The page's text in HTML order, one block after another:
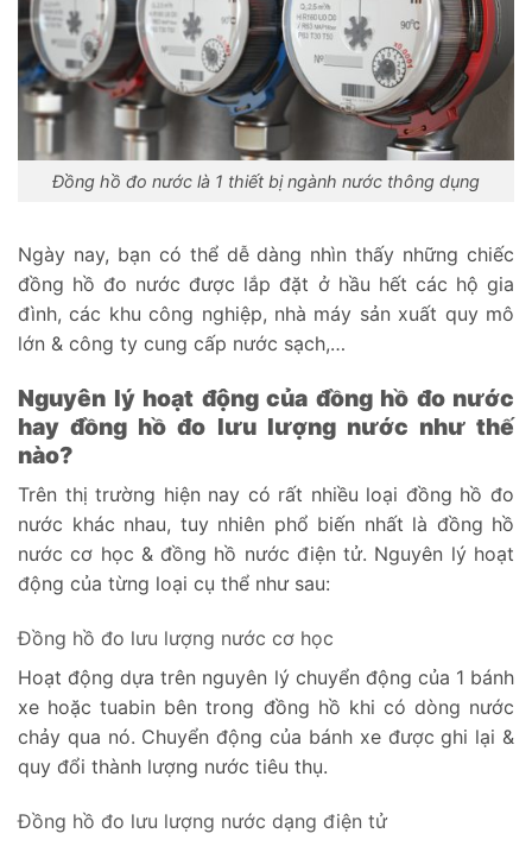
Đồng hồ đo nước là 1 thiết bị ngành nước thông dụng
Ngày nay, bạn có thể dễ dàng nhìn thấy những chiếc
đồng hồ đo nước được lắp đặt ở hầu hết các hộ gia
đình, các khu công nghiệp, nhà máy sản xuất quy mô
lớn & công ty cung cấp nước sạch,…
Nguyên lý hoạt động của đồng hồ đo nước
hay đồng hồ đo lưu lượng nước như thế
nào?
Trên thị trường hiện nay có rất nhiều loại đồng hồ đo
nước khác nhau, tuy nhiên phổ biến nhất là đồng hồ
nước cơ học & đồng hồ nước điện tử. Nguyên lý hoạt
động của từng loại cụ thể như sau:
Đồng hồ đo lưu lượng nước cơ học
Hoạt động dựa trên nguyên lý chuyển động của 1 bánh
xe hoặc tuabin bên trong đồng hồ khi có dòng nước
chảy qua nó. Chuyển động của bánh xe được ghi lại &
quy đổi thành lượng nước tiêu thụ.
Đồng hồ đo lưu lượng nước dạng điện tử